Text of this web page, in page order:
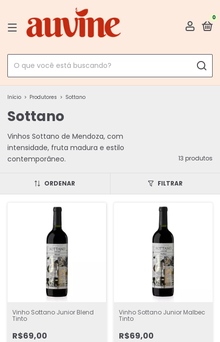
0
Início > Produtores > Sottano
Sottano
Vinhos Sottano de Mendoza, com
intensidade, fruta madura e estilo
contemporâneo.
13 produtos
ORDENAR FILTRAR
Vinho Sottano Junior Blend
Tinto
R$69,00
Vinho Sottano Junior Malbec
Tinto
R$69,00